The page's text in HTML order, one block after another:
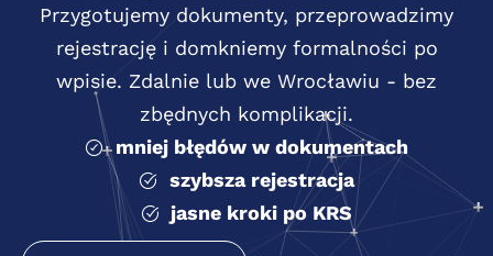
Przygotujemy dokumenty, przeprowadzimy
rejestrację i domkniemy formalności po
wpisie. Zdalnie lub we Wrocławiu - bez
zbędnych komplikacji.
mniej błędów w dokumentach
szybsza rejestracja
jasne kroki po KRS